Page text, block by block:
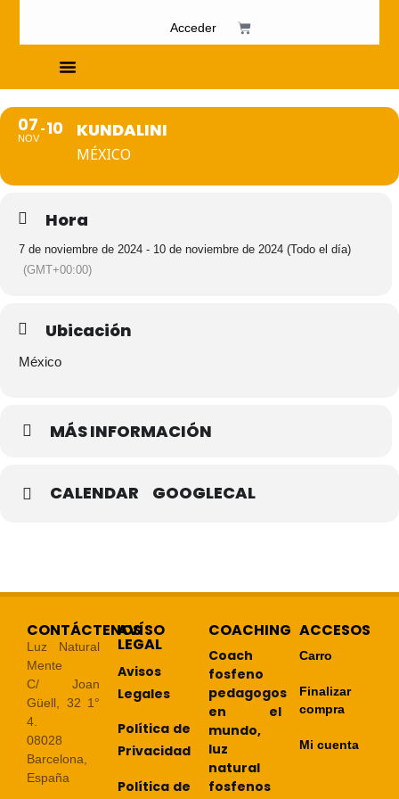
Acceder
07
NOV 10 KUNDALINI
MÉXICO
Hora
7 de noviembre de 2024 - 10 de noviembre de 2024 (Todo el día)
(GMT+00:00)
Ubicación
México
MÁS INFORMACIÓN
CALENDAR GOOGLECAL
CONTÁCTENOS
Luz Natural
Mente
C/ Joan
Güell, 32 1°
4.
08028
Barcelona,
España
AVÍSO
LEGAL
Avisos
Legales
Política de
Privacidad
Política de
COACHING
Coach
fosfeno
pedagogos
en el
mundo,
luz
natural
fosfenos
ACCESOS
Carro
Finalizar
compra
Mi cuenta